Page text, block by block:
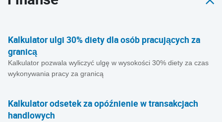
Kalkulator ulgi 30% diety dla osób pracujących za
granicą
Kalkulator pozwala wyliczyć ulgę w wysokości 30% diety za czas
wykonywania pracy za granicą
Kalkulator odsetek za opóźnienie w transakcjach
handlowych